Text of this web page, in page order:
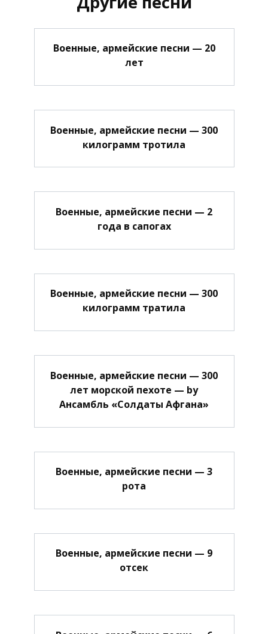
Военные, армейские песни — 20
лет
Военные, армейские песни — 300
килограмм тротила
Военные, армейские песни — 2
года в сапогах
Военные, армейские песни — 300
килограмм тратила
Военные, армейские песни — 300
лет морской пехоте — by
Ансамбль «Солдаты Афгана»
Военные, армейские песни — 3
рота
Военные, армейские песни — 9
отсек